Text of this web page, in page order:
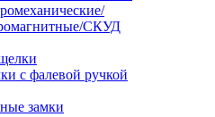
СКУД
с фалевой ручкой
замки